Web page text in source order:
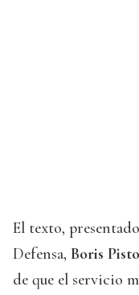
El texto,
Defensa, Boris
de que el servicio